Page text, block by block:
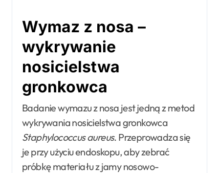
Wymaz z nosa –
wykrywanie
nosicielstwa
gronkowca
Badanie wymazu z nosa jest jedną z metod
wykrywania nosicielstwa gronkowca
Staphylococcus aureus. Przeprowadza się
je przy użyciu endoskopu, aby zebrać
próbkę materiału z jamy nosowo-